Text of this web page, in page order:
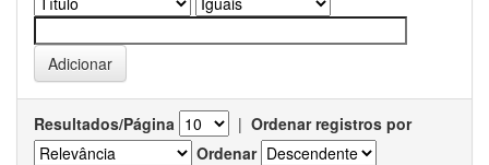
Resultados/Página | Ordenar registros por
Ordenar